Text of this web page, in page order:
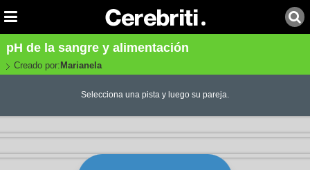
pH de la sangre y alimentación
Creado por: Marianela
Selecciona una pista y luego su pareja.